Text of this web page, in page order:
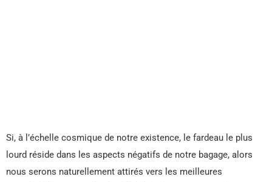
Si, à l’échelle cosmique de notre existence, le fardeau le plus
lourd réside dans les aspects négatifs de notre bagage, alors
nous serons naturellement attirés vers les meilleures